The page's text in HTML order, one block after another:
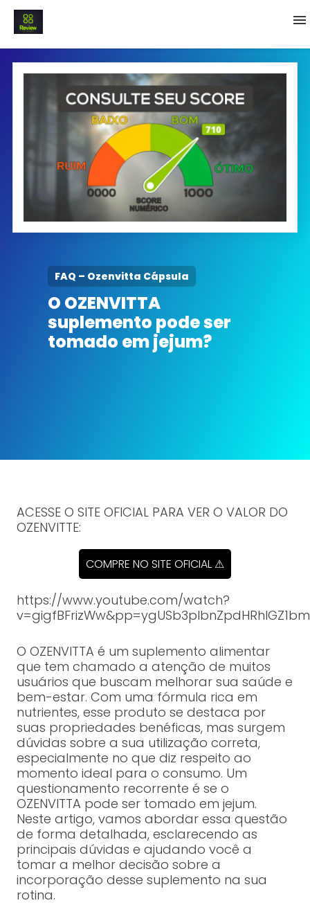
INICIO
Termo e Condições
Política Privacidade
SOBRE NÓS
FAQ – Ozenvitta Cápsula
O OZENVITTA
suplemento pode ser
tomado em jejum?
ACESSE O SITE OFICIAL PARA VER O VALOR DO
OZENVITTE:
COMPRE NO SITE OFICIAL ⚠
https://www.youtube.com/watch?
O OZENVITTA é um suplemento alimentar
que tem chamado a atenção de muitos
usuários que buscam melhorar sua saúde e
bem-estar. Com uma fórmula rica em
nutrientes, esse produto se destaca por
suas propriedades benéficas, mas surgem
dúvidas sobre a sua utilização correta,
especialmente no que diz respeito ao
momento ideal para o consumo. Um
questionamento recorrente é se o
OZENVITTA pode ser tomado em jejum.
Neste artigo, vamos abordar essa questão
de forma detalhada, esclarecendo as
principais dúvidas e ajudando você a
tomar a melhor decisão sobre a
incorporação desse suplemento na sua
rotina.